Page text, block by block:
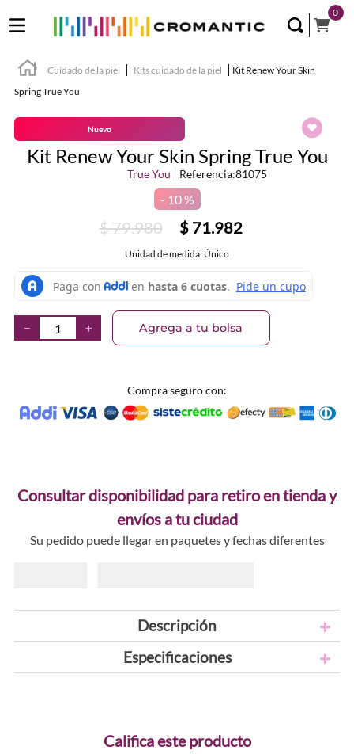
0
Cuidado de la piel Kits cuidado de la piel
Kit Renew Your Skin
Spring True You
Nuevo
Kit Renew Your Skin Spring True You
True You Referencia:81075
10 %
$79.980 $ 71.982
Unidad de medida: Único
＋
－ Agrega a tu bolsa
Compra seguro con:
Consultar disponibilidad para retiro en tienda y
envíos a tu ciudad
Su pedido puede llegar en paquetes y fechas diferentes
Descripción
Especificaciones
Califica este producto